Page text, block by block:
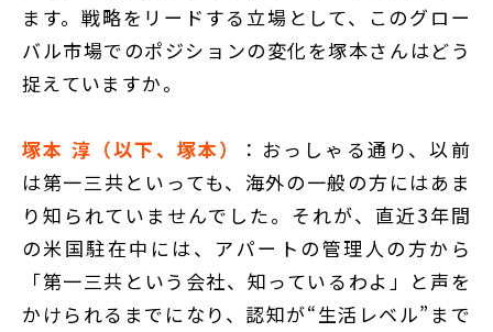
ます。戦略をリードする立場として、このグロー
バル市場でのポジションの変化を塚本さんはどう
捉えていますか。
塚本 淳（以下、塚本）
：おっしゃる通り、以前
は第一三共といっても、海外の一般の方にはあま
り知られていませんでした。それが、直近3年間
の米国駐在中には、アパートの管理人の方から
「第一三共という会社、知っているわよ」と声を
かけられるまでになり、認知が“生活レベル”まで